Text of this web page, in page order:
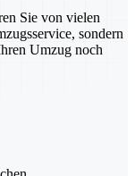
Sie von vielen
sondern
Umzug noch